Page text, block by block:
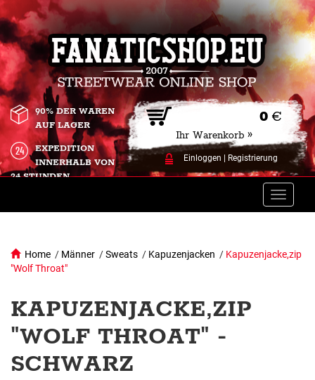
0 €
Ihr Warenkorb »
Einloggen Registrierung
90% DER WAREN
AUF LAGER
EXPEDITION
INNERHALB VON
24 STUNDEN.
Toggle
Home / Männer /Sweats / Kapuzenjacken / Kapuzenjacke,zip
"Wolf Throat"
KAPUZENJACKE,ZIP
"WOLF THROAT" -
SCHWARZ